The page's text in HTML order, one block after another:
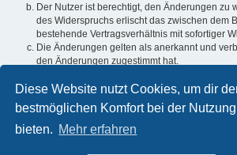
Diese Website nutzt Cookies, um dir
bestmöglichen Komfort bei der
bieten. Mehr erfahren
Der Nutzer ist berechtigt, den Änderungen zu
des Widerspruchs erlischt das zwischen dem
bestehende Vertragsverhältnis mit sofortiger
Die Änderungen gelten als anerkannt und
den Änderungen zugestimmt hat.
Informationen über den Umgang mit deinen
sind in der Datenschutzerklärung enthalten.